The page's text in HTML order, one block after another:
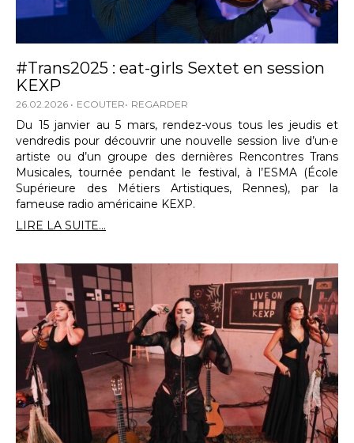
#Trans2025 : eat-girls Sextet en session
KEXP
26.02.2026 ECOUTER REGARDER
Du 15 janvier au 5 mars, rendez-vous tous les jeudis et
vendredis pour découvrir une nouvelle session live d’un·e
artiste ou d’un groupe des dernières Rencontres Trans
Musicales, tournée pendant le festival, à l’ESMA (École
Supérieure des Métiers Artistiques, Rennes), par la
fameuse radio américaine KEXP.
LIRE LA SUITE...